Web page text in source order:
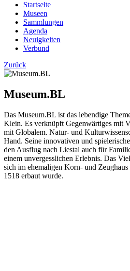
Startseite
Museen
Sammlungen
Agenda
Neuigkeiten
Verbund
Zurück
Museum.BL
Das Museum.BL ist das lebendige
Klein. Es verknüpft Gegenwärtiges mit
mit Globalem. Natur- und
Hand. Seine innovativen und
den Ausflug nach Liestal auch für
einem unvergesslichen Erlebnis. Das
sich im ehemaligen Korn- und
1518 erbaut wurde.